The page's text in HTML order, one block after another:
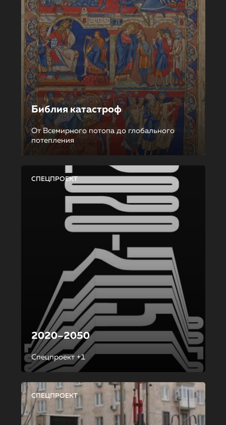
Библия катастроф
От Всемирного потопа до глобального
потепления
СПЕЦПРОЕКТ
2020–2050
Спецпроект +1
СПЕЦПРОЕКТ